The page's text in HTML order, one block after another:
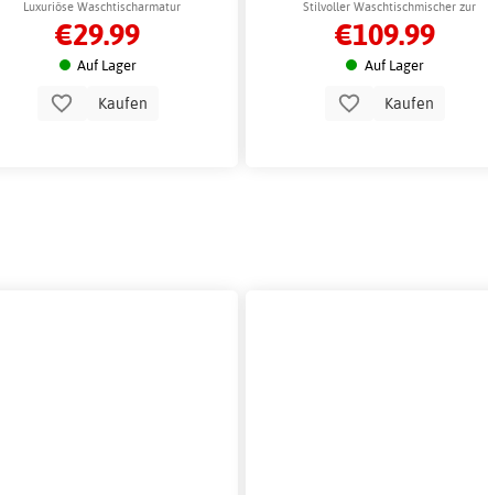
Luxuriöse Waschtischarmatur
€29.99
Auf Lager
Kaufen
Stilvoller Waschtischmischer zur
Wandmontage
€109.99
Auf Lager
Kaufen